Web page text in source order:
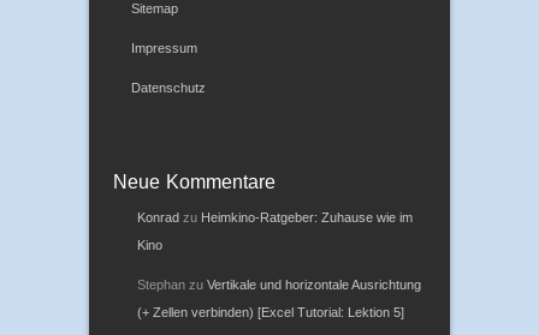
Sitemap
Impressum
Datenschutz
Neue Kommentare
Konrad zu Heimkino-Ratgeber: Zuhause wie im
Kino
Stephan zu Vertikale und horizontale Ausrichtung
(+ Zellen verbinden) [Excel Tutorial: Lektion 5]